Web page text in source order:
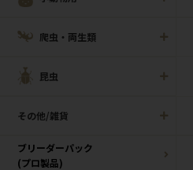
爬虫・両生類
昆虫
その他/雑貨
ブリーダーパック
(プロ製品)